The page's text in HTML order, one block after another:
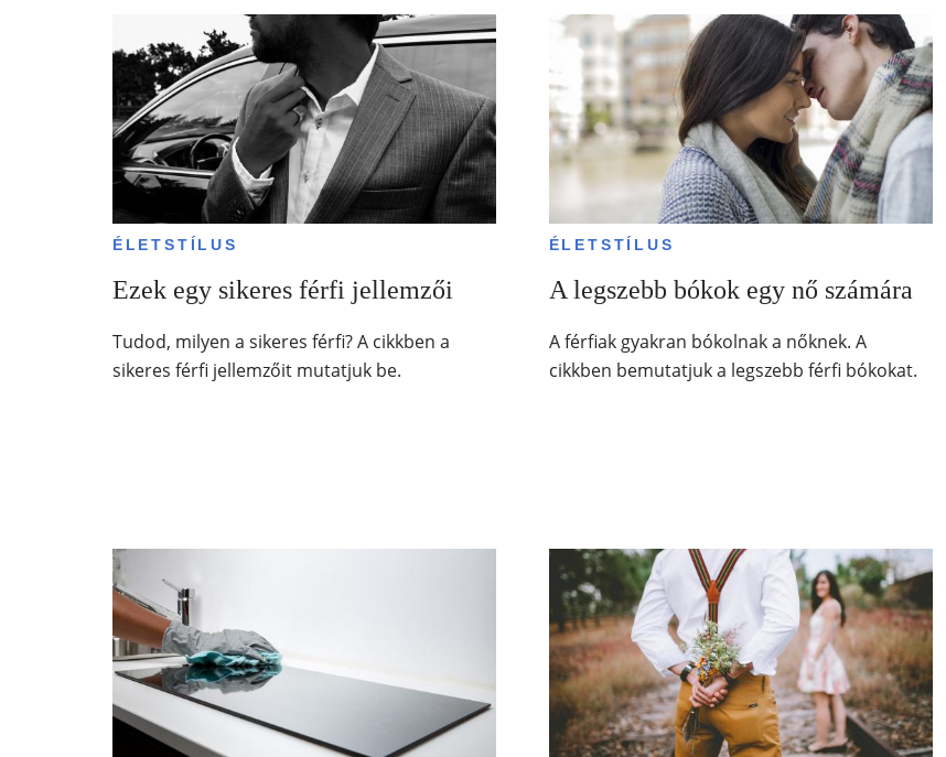
ÉLETSTÍLUS
Ezek egy sikeres férfi jellemzői
Tudod, milyen a sikeres férfi? A cikkben a
sikeres férfi jellemzőit mutatjuk be.
ÉLETSTÍLUS
A legszebb bókok egy nő számára
A férfiak gyakran bókolnak a nőknek. A
cikkben bemutatjuk a legszebb férfi bókokat.